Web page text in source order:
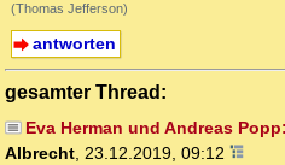
(Thomas Jefferson)
antworten
gesamter Thread:
Eva Herman und Andreas
Albrecht 23.12.2019, 09:12